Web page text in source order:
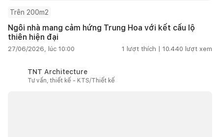
Trên 200m2
Ngôi nhà mang cảm hứng Trung Hoa với kết cấu lộ
thiên hiện đại
27/06/2026, lúc 10:00 1 lượt thích | 10.440 lượt xem
TNT Architecture
Tư vấn, thiết kế - KTS/Thiết kế